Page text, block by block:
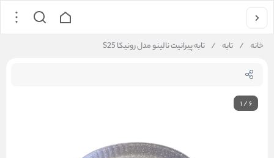
خانه / تابه / تابه پیرانیت نالینو مدل رونیکا S25
1/6